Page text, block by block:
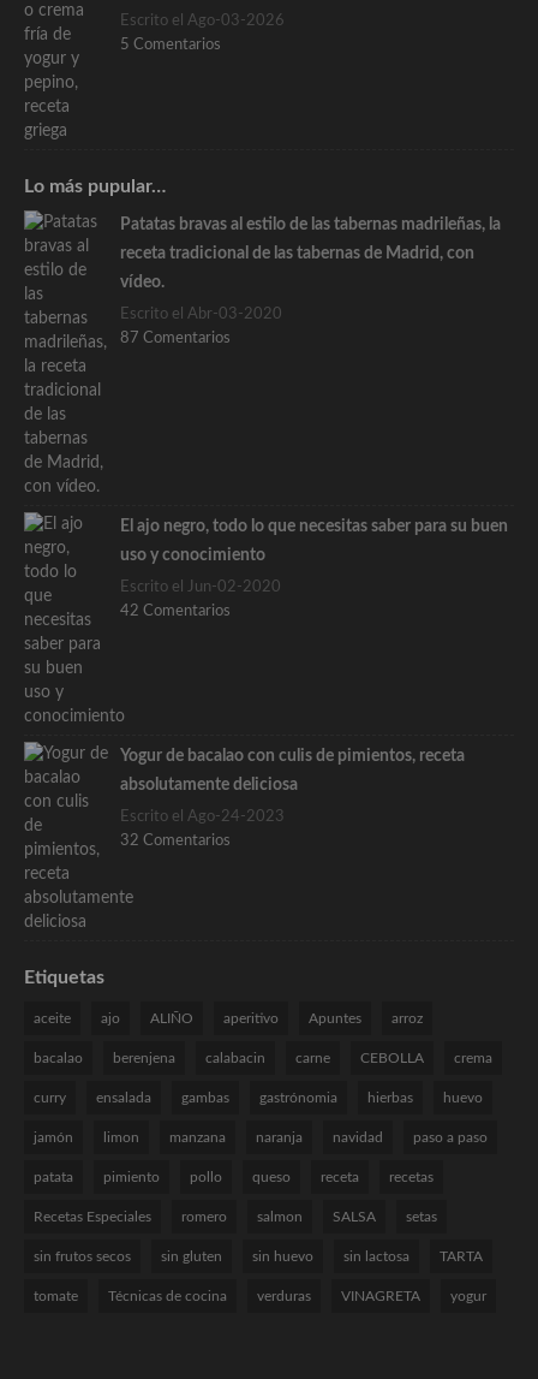
Escrito el Ago-03-2026
5 Comentarios
Lo más pupular…
Patatas bravas al estilo de las tabernas madrileñas, la
receta tradicional de las tabernas de Madrid, con
vídeo.
Escrito el Abr-03-2020
87 Comentarios
El ajo negro, todo lo que necesitas saber para su buen
uso y conocimiento
Escrito el Jun-02-2020
42 Comentarios
Yogur de bacalao con culis de pimientos, receta
absolutamente deliciosa
Escrito el Ago-24-2023
32 Comentarios
Etiquetas
aceite ajo ALIÑO aperitivo Apuntes arroz
bacalao berenjena calabacin carne CEBOLLA crema
curry ensalada gambas gastrónomia hierbas huevo
jamón limon manzana naranja navidad paso a paso
patata pimiento pollo queso receta recetas
Recetas Especiales romero salmon SALSA setas
sin frutos secos sin gluten sin huevo sin lactosa TARTA
tomate Técnicas de cocina verduras VINAGRETA yogur